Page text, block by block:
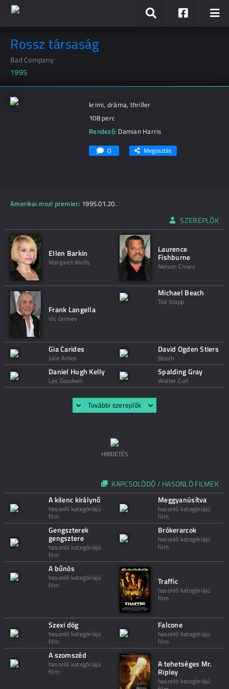
Rossz társaság
Bad Company
1995
krimi, dráma, thriller
108 perc
Rendező: Damian Harris
0 Megosztás
Amerikai mozi premier: 1995.01.20.
SZEREPLŐK
Ellen Barkin
Margaret Wells
Laurence
Fishburne
Nelson Crowe
Frank Langella
Vic Grimes
Michael Beach
Tod Stapp
Gia Carides
Julie Ames
David Ogden Stiers
Beach
Daniel Hugh Kelly
Les Goodwin
Spalding Gray
Walter Curl
További szereplők
HIRDETÉS
KAPCSOLÓDÓ / HASONLÓ FILMEK
A kilenc királynő
hasonló kategóriájú
film
Meggyanúsítva
hasonló kategóriájú
film
Gengszterek
gengsztere
hasonló kategóriájú
film
Brókerarcok
hasonló kategóriájú
film
A bűnös
hasonló kategóriájú
film Traffic
hasonló kategóriájú
film
Szexi dög
hasonló kategóriájú
film
Falcone
hasonló kategóriájú
film
A szomszéd
hasonló kategóriájú
film
A tehetséges Mr.
Ripley
hasonló kategóriájú